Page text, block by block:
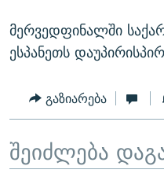
მერვედფინალში
ესპანეთს
გაზიარება
შეიძლება